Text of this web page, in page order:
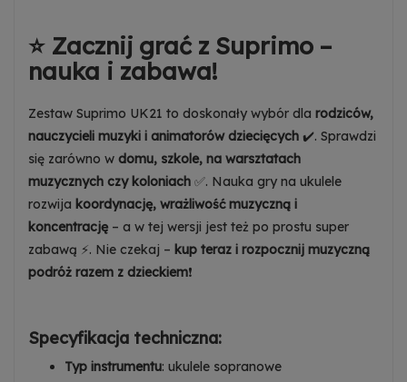
⭐ Zacznij grać z Suprimo –
nauka i zabawa!
Zestaw Suprimo UK21 to doskonały wybór dla rodziców,
nauczycieli muzyki i animatorów dziecięcych ✔️. Sprawdzi
się zarówno w domu, szkole, na warsztatach
muzycznych czy koloniach ✅. Nauka gry na ukulele
rozwija koordynację, wrażliwość muzyczną i
koncentrację – a w tej wersji jest też po prostu super
zabawą ⚡. Nie czekaj – kup teraz i rozpocznij muzyczną
podróż razem z dzieckiem❗
Specyfikacja techniczna:
Typ instrumentu: ukulele sopranowe